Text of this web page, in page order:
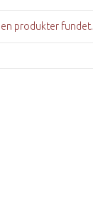
produkter fundet.